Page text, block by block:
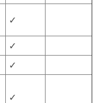
✓
✓
✓
✓